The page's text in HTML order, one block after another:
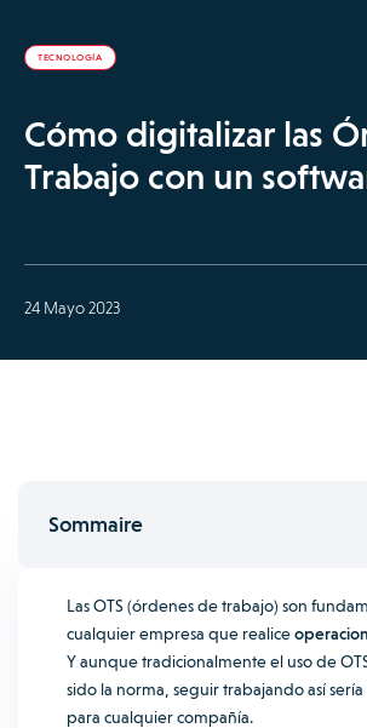
TECNOLOGÍA
Cómo digitalizar las
Trabajo con un
24 Mayo 2023
Sommaire
Las OTS (órdenes de trabajo) son
cualquier empresa que realice
Y aunque tradicionalmente el uso de
sido la norma, seguir trabajando así
para cualquier compañía.